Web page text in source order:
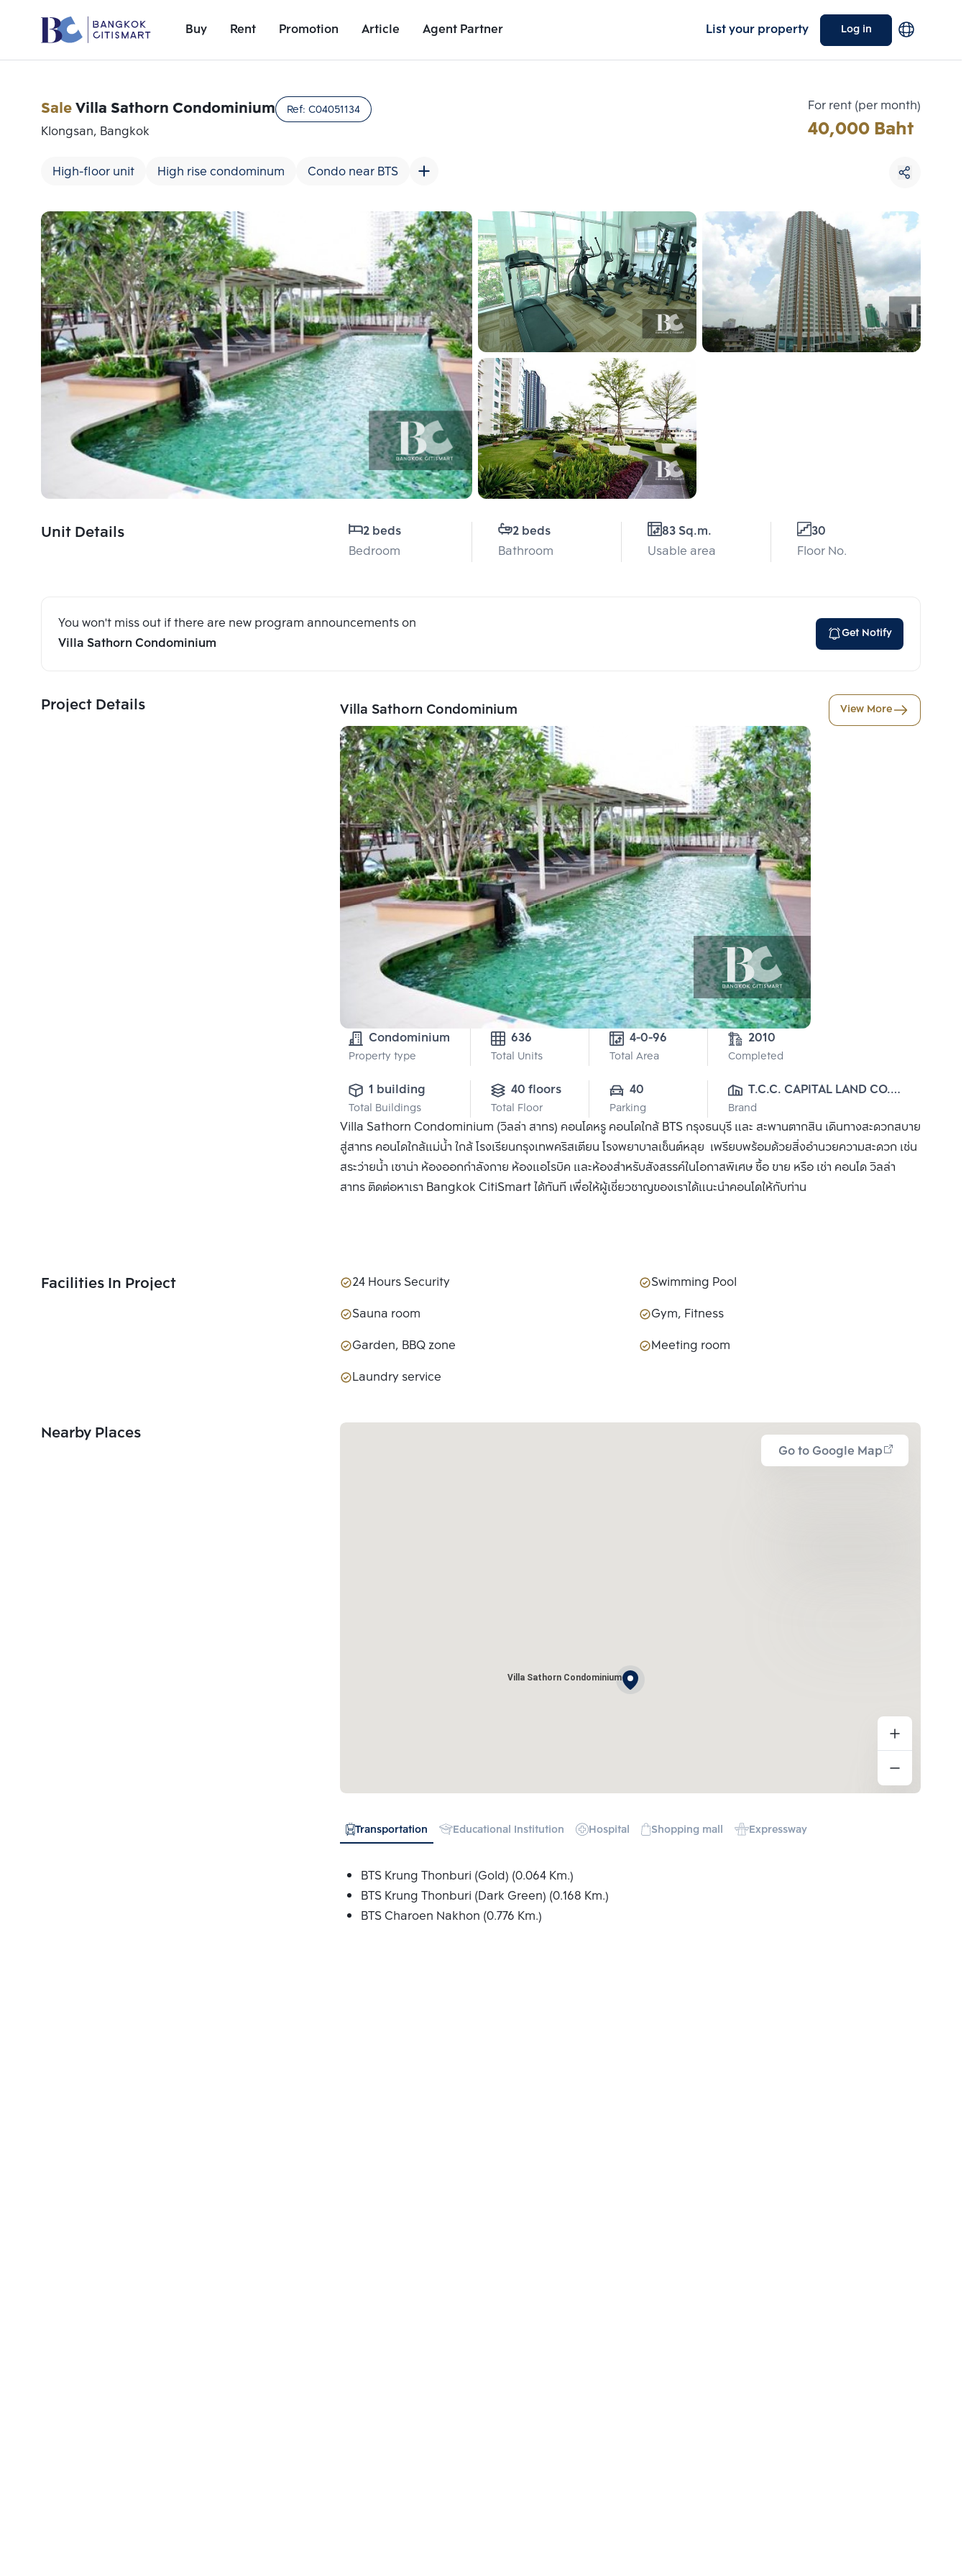
Buy Rent Promotion Article Agent Partner List your property Log in
Unit Details
SaleVilla Sathorn Condominium Ref: C04051134
Klongsan, Bangkok
High-floor unit High rise condominum Condo near BTS
For rent (per month)
40,000 Baht
Unit Details
2 beds
Bedroom
2 beds
Bathroom
83 Sq.m.
Usable area
30
Floor No.
You won't miss out if there are new program announcements on
Villa Sathorn Condominium
Get Notify
Project Details Villa Sathorn Condominium View More
Condominium
Property type
636
Total Units
4-0-96
Total Area
2010
Completed
1 building
Total Buildings
40 floors
Total Floor
40
Parking
T.C.C. CAPITAL LAND CO.,
LTD.
Brand
Villa Sathorn Condominium (วิลล่า สาทร) คอนโดหรู คอนโดใกล้ BTS กรุงธนบุรี และ สะพานตากสิน เดินทางสะดวกสบาย
สู่สาทร คอนโดใกล้แม่น้ำ ใกล้ โรงเรียนกรุงเทพคริสเตียน โรงพยาบาลเซ็นต์หลุย เพรียบพร้อมด้วยสิ่งอำนวยความสะดวก เช่น
สระว่ายน้ำ เซาน่า ห้องออกกำลังกาย ห้องแอโรบิค และห้องสำหรับสังสรรค์ในโอกาสพิเศษ ซื้อ ขาย หรือ เช่า คอนโด วิลล่า
สาทร ติดต่อหาเรา Bangkok CitiSmart ได้ทันที เพื่อให้ผู้เชี่ยวชาญของเราได้แนะนำคอนโดให้กับท่าน
Facilities In Project 24 Hours Security
Swimming Pool
Sauna room
Gym, Fitness
Garden, BBQ zone
Meeting room
Laundry service
Nearby Places
Go to Google Map
Villa Sathorn Condominium
Transportation Educational Institution Hospital Shopping mall Expressway
BTS Krung Thonburi (Gold) (0.064 Km.)
BTS Krung Thonburi (Dark Green) (0.168 Km.)
BTS Charoen Nakhon (0.776 Km.)
Add comparative units
Number 1
Add comparative units
Number 2
Add comparative units
Number 3
Choose comparative unit
Maximum 3 units
Compare
Clear all